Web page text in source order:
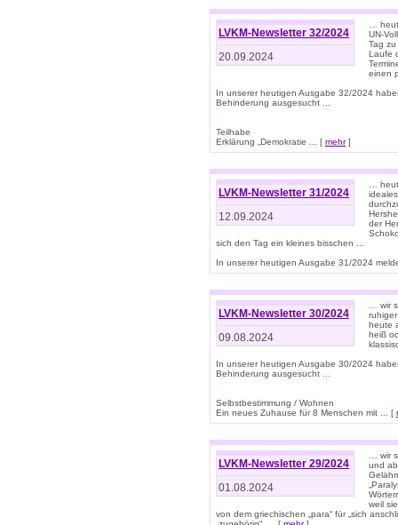
LVKM-Newsletter 32/2024
20.09.2024
…
UN-
Tag
Laufe
einen
In unserer heutigen Ausgabe 32/2024
Behinderung ausgesucht ...
Teilhabe
Erklärung „Demokratie ... [ mehr]
LVKM-Newsletter 31/2024
12.09.2024
…
der
sich den Tag ein kleines bisschen ...
In unserer heutigen Ausgabe 31/2024
LVKM-Newsletter 30/2024
09.08.2024
… wir
heute
heiß
In unserer heutigen Ausgabe 30/2024
Behinderung ausgesucht ...
Selbstbestimmung / Wohnen
Ein neues Zuhause für 8 Menschen mit ... [
LVKM-Newsletter 29/2024
01.08.2024
… wir
und
weil
von dem griechischen „para“ für „sich